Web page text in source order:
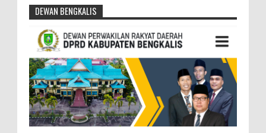
DEWAN BENGKALIS